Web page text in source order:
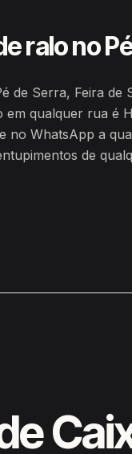
ralo no
de Serra, Feira de
qualquer rua é
no WhatsApp a
de